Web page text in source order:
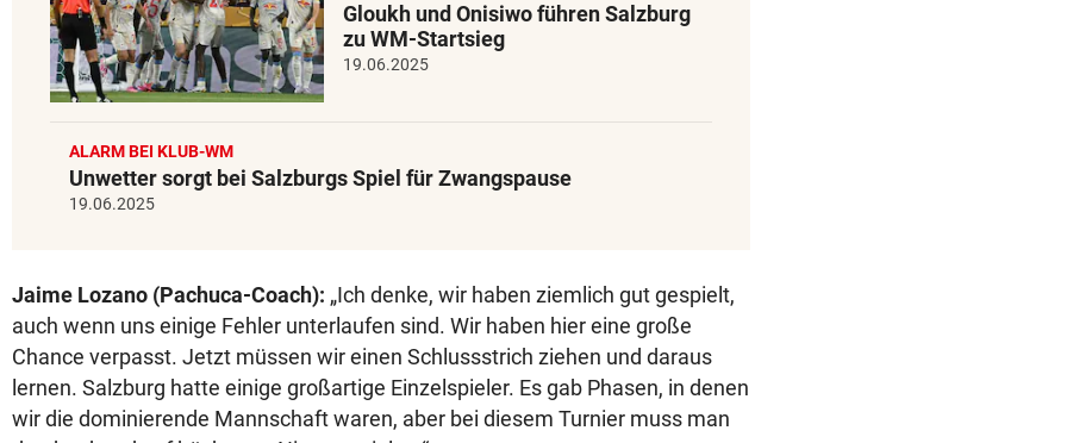
Gloukh und Onisiwo führen Salzburg
zu WM-Startsieg
19.06.2025
ALARM BEI KLUB-WM
Unwetter sorgt bei Salzburgs Spiel für Zwangspause
19.06.2025
Jaime Lozano (Pachuca-Coach): „Ich denke, wir haben ziemlich gut gespielt,
auch wenn uns einige Fehler unterlaufen sind. Wir haben hier eine große
Chance verpasst. Jetzt müssen wir einen Schlussstrich ziehen und daraus
lernen. Salzburg hatte einige großartige Einzelspieler. Es gab Phasen, in denen
wir die dominierende Mannschaft waren, aber bei diesem Turnier muss man